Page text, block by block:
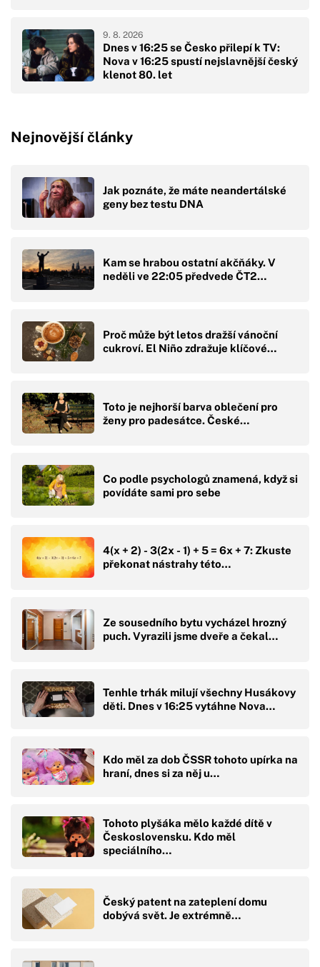
Dnes v 16:25 se Česko přilepí k TV:
Nova v 16:25 spustí nejslavnější český
klenot 80. let
9. 8. 2026
Nejnovější články
Jak poznáte, že máte neandertálské
geny bez testu DNA
Kam se hrabou ostatní akčňáky. V
neděli ve 22:05 předvede ČT2…
Proč může být letos dražší vánoční
cukroví. El Niño zdražuje klíčové…
Toto je nejhorší barva oblečení pro
ženy pro padesátce. České…
Co podle psychologů znamená, když si
povídáte sami pro sebe
4(x + 2) - 3(2x - 1) + 5 = 6x + 7: Zkuste
překonat nástrahy této…
Ze sousedního bytu vycházel hrozný
puch. Vyrazili jsme dveře a čekal…
Tenhle trhák milují všechny Husákovy
děti. Dnes v 16:25 vytáhne Nova…
Kdo měl za dob ČSSR tohoto upírka na
hraní, dnes si za něj u…
Tohoto plyšáka mělo každé dítě v
Československu. Kdo měl
speciálního…
Český patent na zateplení domu
dobývá svět. Je extrémně…